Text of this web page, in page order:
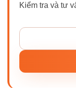
Kiểm tra và tư